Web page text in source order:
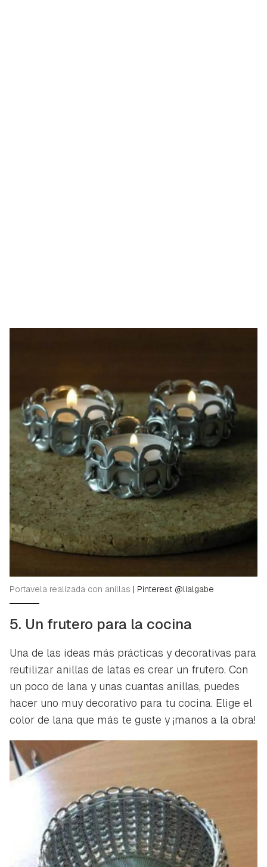
Guardar como favorito
Para poder guardar como favorito, primero has de
iniciar sesión con tu cuenta de Hogarmanía.
Portavela realizada con anillas | Pinterest @lialgabe
5. Un frutero para la cocina
Una de las ideas más prácticas y decorativas para
reutilizar anillas de latas es crear un frutero. Con
un poco de lana y unas cuantas anillas, puedes
hacer uno muy decorativo para tu cocina. Elige el
color de lana que más te guste y ¡manos a la obra!
Contenido enviado
Gracias por suscribirte a nuestro boletín.
ACEPTAR